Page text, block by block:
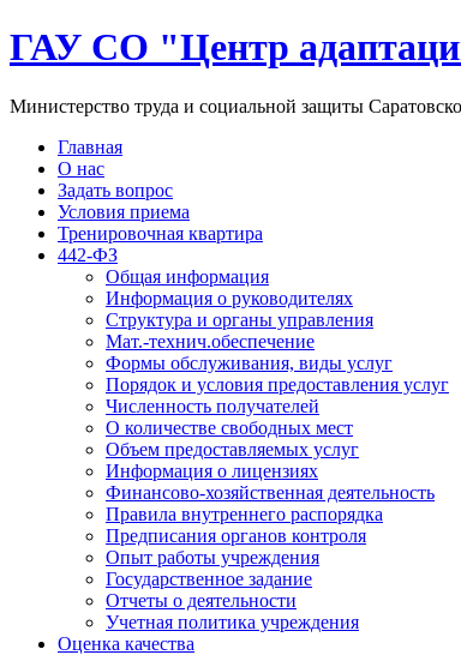
ГАУ СО "Центр
Министерство труда и социальной защиты
Главная
О нас
Задать вопрос
Условия приема
Тренировочная квартира
442-ФЗ
Общая информация
Информация о руководителях
Структура и органы управления
Мат.-технич.обеспечение
Формы обслуживания, виды услуг
Порядок и условия предоставления услуг
Численность получателей
О количестве свободных мест
Объем предоставляемых услуг
Информация о лицензиях
Финансово-хозяйственная деятельность
Правила внутреннего распорядка
Предписания органов контроля
Опыт работы учреждения
Государственное задание
Отчеты о деятельности
Учетная политика учреждения
Оценка качества